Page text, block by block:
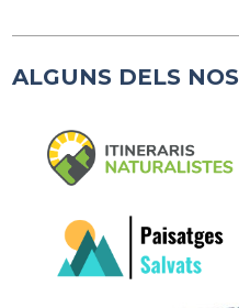
ALGUNS DELS